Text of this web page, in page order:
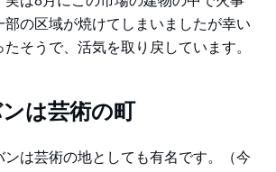
部の区域が焼けてしまいましたが幸い
そうで、活気を取り戻しています。
は芸術の町
ンは芸術の地としても有名です。（今